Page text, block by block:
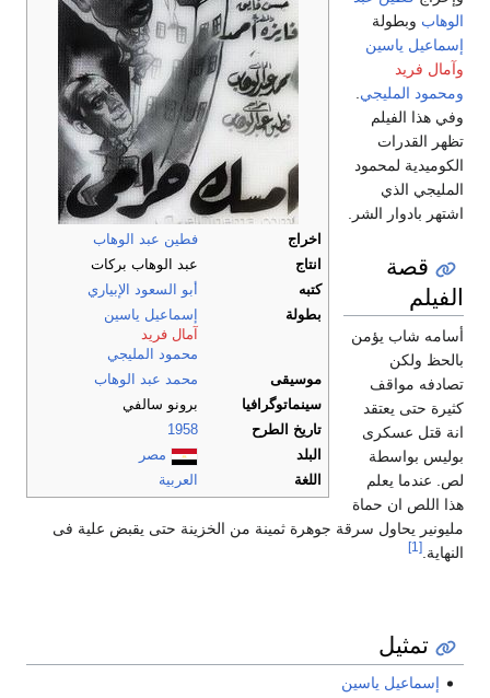
اخراج
فطين عبد الوهاب
انتاج
عبد الوهاب بركات
كتبه
أبو السعود الإبياري
بطولة
إسماعيل ياسين
آمال فريد
محمود المليجي
موسيقى
محمد عبد الوهاب
سينماتوگرافيا
برونو سالفي
تاريخ الطرح
1958
البلد
مصر
اللغة
العربية
الوهاب وبطولة
إسماعيل ياسين
وآمال فريد
ومحمود المليجي
وفي هذا الفيلم
تظهر القدرات
الكوميدية لمحمود
المليجي الذي
اشتهر بادوار الشر.
قصة
الفيلم
أسامه شاب يؤمن
بالحظ ولكن
تصادفه مواقف
كثيرة حتى يعتقد
انة قتل عسكرى
بوليس بواسطة
لص. عندما يعلم
هذا اللص ان حماة
مليونير يحاول سرقة جوهرة ثمينة من الخزينة حتى يقبض علية فى
النهاية.[1]
تمثيل
إسماعيل ياسين